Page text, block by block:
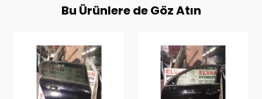
Bu Ürünlere de Göz Atın